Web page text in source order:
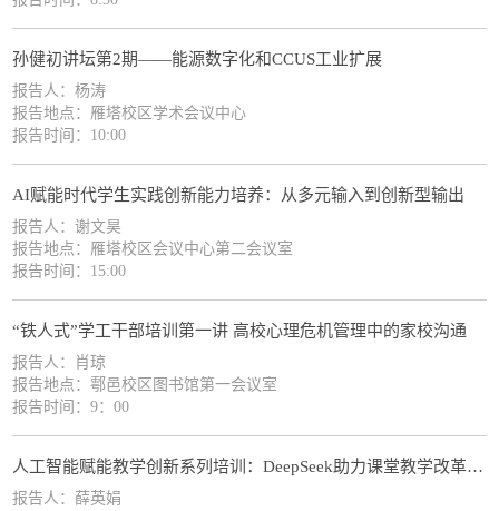
孙健初讲坛第2期——能源数字化和CCUS工业扩展
报告人：杨涛
报告地点：雁塔校区学术会议中心
报告时间：10:00
AI赋能时代学生实践创新能力培养：从多元输入到创新型输出
报告人：谢文昊
报告地点：雁塔校区会议中心第二会议室
报告时间：15:00
“铁人式”学工干部培训第一讲 高校心理危机管理中的家校沟通
报告人：肖琼
报告地点：鄠邑校区图书馆第一会议室
报告时间：9：00
人工智能赋能教学创新系列培训：DeepSeek助力课堂教学改革与创新的方法和实践
报告人：薛英娟